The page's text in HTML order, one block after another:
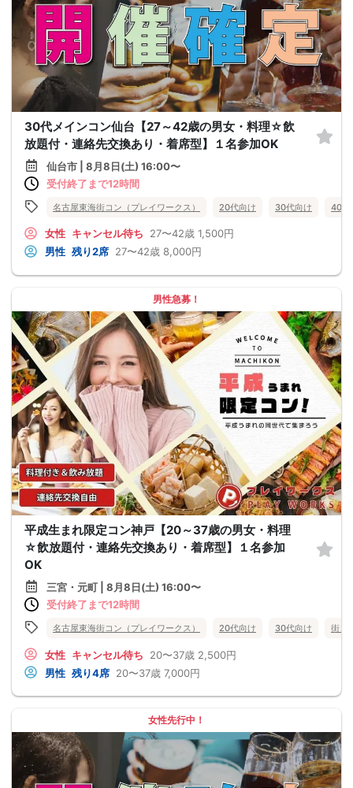
30代メインコン仙台【27～42歳の男女・料理☆飲
放題付・連絡先交換あり・着席型】１名参加OK
仙台市 | 8月8日(土) 16:00〜
受付終了まで12時間
名古屋東海街コン（プレイワークス） 20代向け 30代向け 40代
女性 キャンセル待ち 27〜42歳 1,500円
男性 残り2席 27〜42歳 8,000円
男性急募！
平成生まれ限定コン神戸【20～37歳の男女・料理
☆飲放題付・連絡先交換あり・着席型】１名参加
OK
三宮・元町 | 8月8日(土) 16:00〜
受付終了まで12時間
名古屋東海街コン（プレイワークス） 20代向け 30代向け 街コ
女性 キャンセル待ち 20〜37歳 2,500円
男性 残り4席 20〜37歳 7,000円
女性先行中！